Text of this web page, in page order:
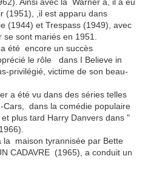
(1951), ,il est apparu dans
(1944) et Trespass (1949), avec
sont mariés en 1951.
été encore un succès
le rôle dans I Believe in
privilégié, victime de son beau-
a été vu dans des séries telles
Cars, dans la comédie populaire
plus tard Harry Danvers dans "
maison tyrannisée par Bette
CADAVRE (1965), a conduit un